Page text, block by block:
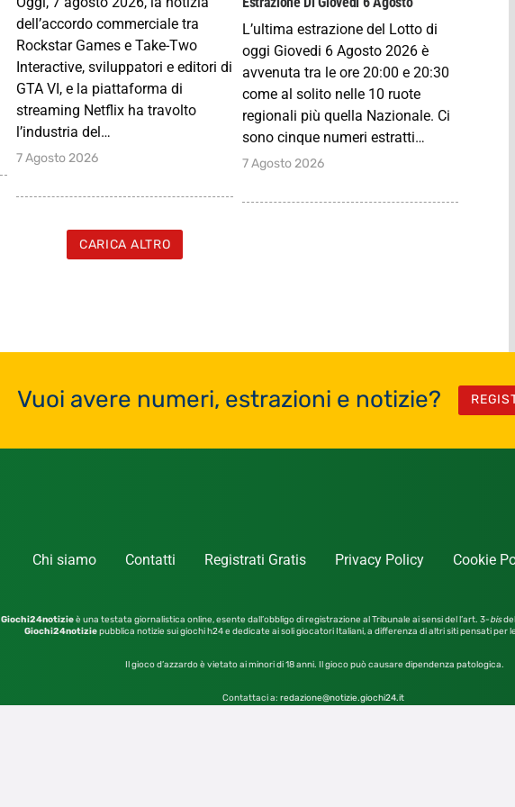
dell’accordo commerciale tra
Rockstar Games e Take-Two
Interactive, sviluppatori e editori di
GTA VI, e la piattaforma di
streaming Netflix ha travolto
l’industria del…
7 Agosto 2026
L’ultima estrazione del Lotto di
oggi Giovedi 6 Agosto 2026 è
avvenuta tra le ore 20:00 e 20:30
come al solito nelle 10 ruote
regionali più quella Nazionale. Ci
sono cinque numeri estratti…
7 Agosto 2026
CARICA ALTRO
Vuoi avere numeri, estrazioni e notizie?
Chi siamo Contatti Registrati Gratis Privacy Policy Cookie
Giochi24notizieè una testata giornalistica online, esente dall’obbligo di registrazione al Tribunale ai sensi del l’art. 3-bis
Giochi24notiziepubblica notizie sui giochi h24 e dedicate ai soli giocatori Italiani, a differenza di altri siti pensati per
Il gioco d’azzardo è vietato ai minori di 18 anni. Il gioco può causare dipendenza patologica.
Contattaci a: redazione@notizie.giochi24.it